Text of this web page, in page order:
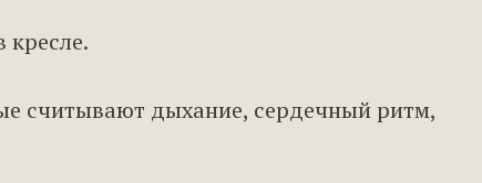
кресле.
считывают дыхание, сердечный ритм,